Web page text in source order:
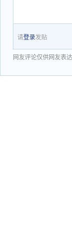
请登录发贴
网友评论仅供网友表